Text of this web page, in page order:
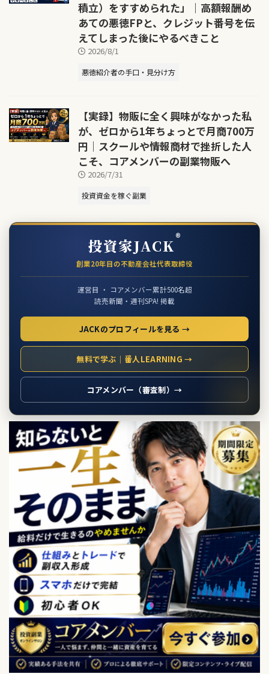
積立）をすすめられた」｜高額報酬め
あての悪徳FPと、クレジット番号を伝
えてしまった後にやるべきこと
2026/8/1
悪徳紹介者の手口・見分け方
【実録】物販に全く興味がなかった私
が、ゼロから1年ちょっとで月商700万
円｜スクールや情報商材で挫折した人
こそ、コアメンバーの副業物販へ
2026/7/31
投資資金を稼ぐ副業
投資家JACK®
創業20年目の不動産会社代表取締役
運営目 ・ コアメンバー累計500名超
読売新聞・週刊SPA! 掲載
JACKのプロフィールを見る →
無料で学ぶ｜番人LEARNING →
コアメンバー（審査制）→